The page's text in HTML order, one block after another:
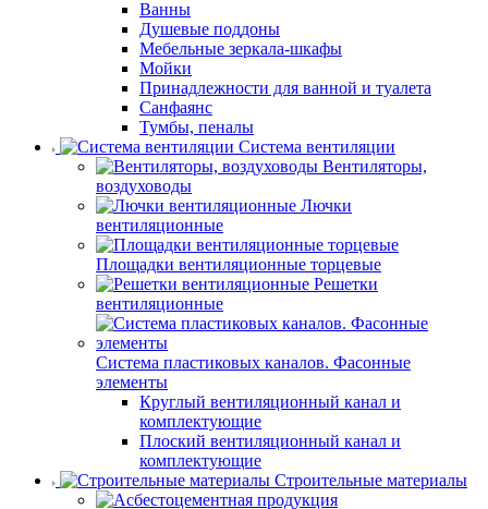
Ванны
Душевые поддоны
Мебельные зеркала-шкафы
Мойки
Принадлежности для ванной и туалета
Санфаянс
Тумбы, пеналы
Система вентиляции
Вентиляторы,
воздуховоды
Лючки
вентиляционные
Площадки вентиляционные торцевые
Решетки
вентиляционные
Система пластиковых каналов. Фасонные
элементы
Круглый вентиляционный канал и
комплектующие
Плоский вентиляционный канал и
комплектующие
Строительные материалы